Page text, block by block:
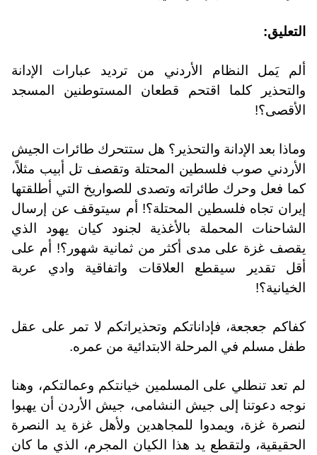
التعليق:
ألم يَمل النظام الأردني من ترديد عبارات الإدانة
والتحذير كلما اقتحم قطعان المستوطنين المسجد
الأقصى؟!
وماذا بعد الإدانة والتحذير؟ هل ستتحرك طائرات الجيش
الأردني صوب فلسطين المحتلة وتقصف تل أبيب مثلاً،
كما فعل وحرك طائراته وتصدى للصواريخ التي أطلقتها
إيران تجاه فلسطين المحتلة؟! أم سيتوقف عن إرسال
الشاحنات المحملة بالأغذية لجنود كيان يهود الذي
يقصف غزة على مدى أكثر من ثمانية شهور؟! أم على
أقل تقدير سيقطع العلاقات واتفاقية وادي عربة
الخيانية؟!
كفاكم جعجعة، فإداناتكم وتحذيراتكم لا تمر على عقل
طفل مسلم في المرحلة الابتدائية من عمره.
لم تعد تنطلي على المسلمين خيانتكم وعمالتكم، وهنا
نوجه دعوتنا إلى جيش النشامى، جيش الأردن أن يهبوا
لنصرة غزة، ويمدوا للمجاهدين ولأهل غزة يد النصرة
الحقيقية، ولتقطع يد هذا الكيان المجرم، الذي ما كان